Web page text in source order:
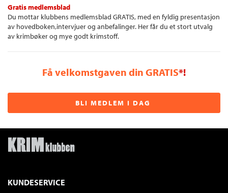
Gratis medlemsblad
Du mottar klubbens medlemsblad GRATIS, med en fyldig presentasjon
av hovedboken,intervjuer og anbefalinger. Her får du et stort utvalg
av krimbøker og mye godt krimstoff.
Få velkomstgaven din GRATIS*!
BLI MEDLEM I DAG
KUNDESERVICE